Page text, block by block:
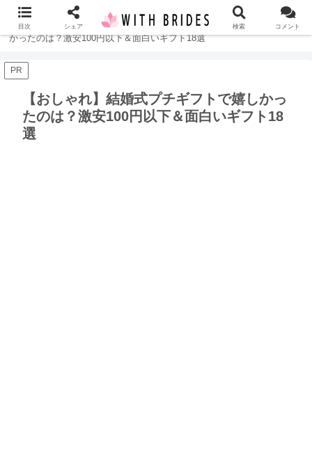
ホーム 結婚式
【おしゃれ】結婚式プチギフトで嬉し
かったのは？激安100円以下＆面白いギフト18選
PR
【おしゃれ】結婚式プチギフトで嬉しかっ
たのは？激安100円以下＆面白いギフト18
選
目次 シェア 検索 コメント